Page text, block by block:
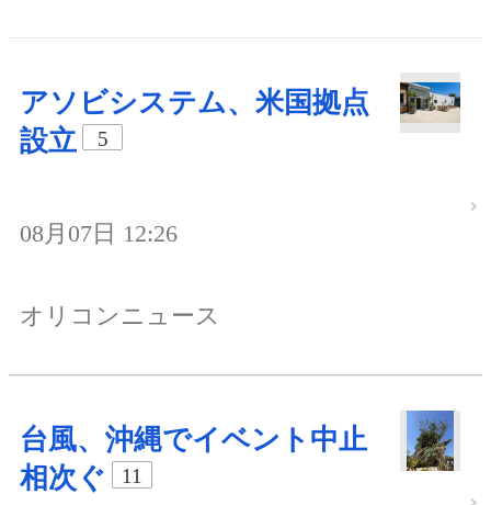
アソビシステム、米国拠点
設立
5
08月07日 12:26
オリコンニュース
台風、沖縄でイベント中止
相次ぐ
11